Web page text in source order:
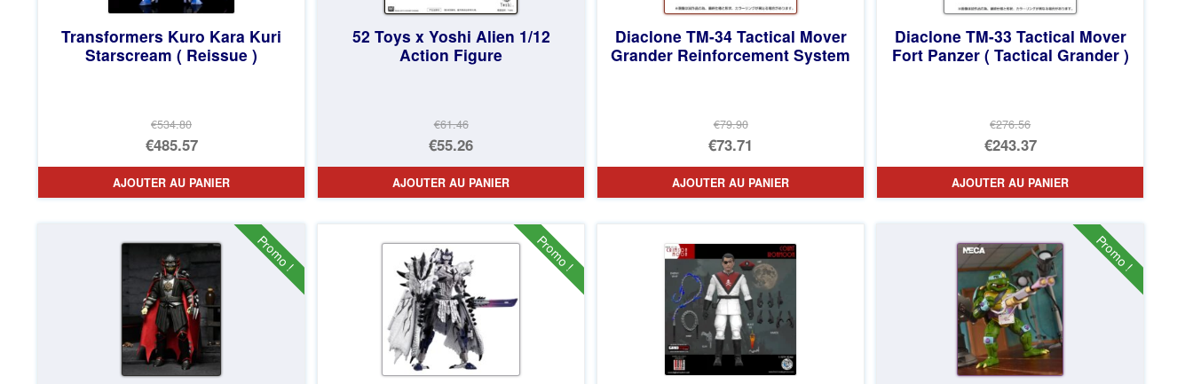
Transformers Kuro Kara Kuri
Starscream ( Reissue )
€534.80
Le
prix
initial
€534.80.
€485.57
Le
prix
est :
€485.57.
AJOUTER AU PANIER
52 Toys x Yoshi Alien 1/12
Action Figure
€61.46
Le
prix
initial
€61.46.
€55.26
Le
prix
est :
€55.26.
AJOUTER AU PANIER
Diaclone TM-34 Tactical Mover
Grander Reinforcement System
€79.90
Le
prix
initial
€79.90.
€73.71
Le
prix
est :
€73.71.
AJOUTER AU PANIER
Diaclone TM-33 Tactical Mover
Fort Panzer ( Tactical Grander )
€276.56
Le
prix
initial
€276.56.
€243.37
Le
prix
est :
€243.37.
AJOUTER AU PANIER
Promo ! Promo ! Promo !